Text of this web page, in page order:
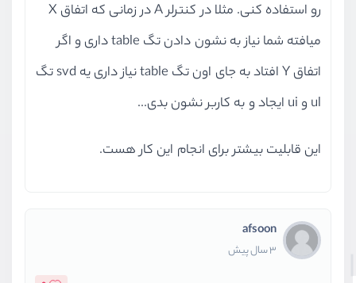
رو استفاده کنی. مثلا در کنترلر A در زمانی که اتفاق X
میافته شما نیاز به نشون دادن تگ table داری و اگر
اتفاق Y افتاد به جای اون تگ table نیاز داری یه svd تگ
ul و ui ایجاد و به کاربر نشون بدی...
این قابلیت بیشتر برای انجام این کار هست.
afsoon
3 سال پیش